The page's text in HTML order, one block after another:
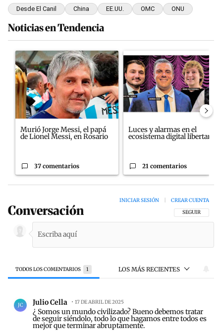
Desde El Canil China EE.UU. OMC ONU
Noticias en Tendencia
Este listado muestra los artículos con más comentarios en los
Un artículo de tendencia con el título "Murió Jorge Messi, el
Murió Jorge Messi, el papá
de Lionel Messi, en Rosario
37 comentarios
Un artículo de tendencia con
Luces y alarmas en el
ecosistema digital libertario
21 comentarios
Conversación SIGA ESTA
SEGUIR
INICIAR SESIÓN CREAR CUENTA
TODOS LOS COMENTARIOS 1 LOS MÁS RECIENTES
Todos los comentarios
JC Julio Cella 17 DE ABRIL DE 2025
¿ Somos un mundo civilizado? Bueno debemos tratar
de seguir siéndolo, todo lo que hagamos entre todos es
mejor que terminar abruptamente.